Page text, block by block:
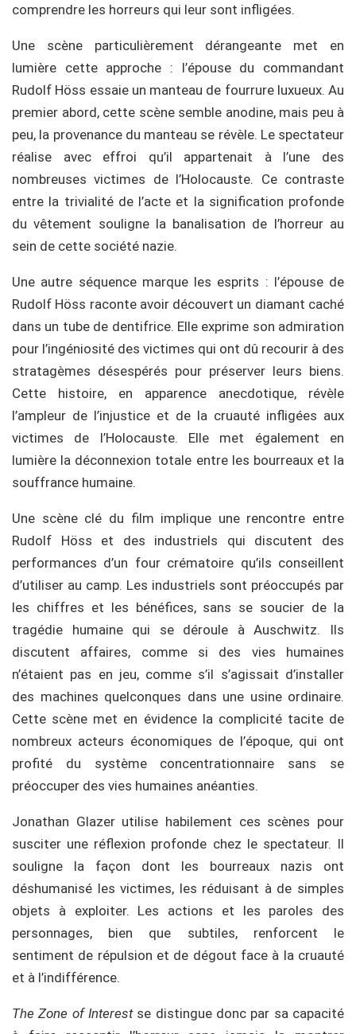
comprendre les horreurs qui leur sont infligées.
Une scène particulièrement dérangeante met en
lumière cette approche : l’épouse du commandant
Rudolf Höss essaie un manteau de fourrure luxueux. Au
premier abord, cette scène semble anodine, mais peu à
peu, la provenance du manteau se révèle. Le spectateur
réalise avec effroi qu’il appartenait à l’une des
nombreuses victimes de l’Holocauste. Ce contraste
entre la trivialité de l’acte et la signification profonde
du vêtement souligne la banalisation de l’horreur au
sein de cette société nazie.
Une autre séquence marque les esprits : l’épouse de
Rudolf Höss raconte avoir découvert un diamant caché
dans un tube de dentifrice. Elle exprime son admiration
pour l’ingéniosité des victimes qui ont dû recourir à des
stratagèmes désespérés pour préserver leurs biens.
Cette histoire, en apparence anecdotique, révèle
l’ampleur de l’injustice et de la cruauté infligées aux
victimes de l’Holocauste. Elle met également en
lumière la déconnexion totale entre les bourreaux et la
souffrance humaine.
Une scène clé du film implique une rencontre entre
Rudolf Höss et des industriels qui discutent des
performances d’un four crématoire qu’ils conseillent
d’utiliser au camp. Les industriels sont préoccupés par
les chiffres et les bénéfices, sans se soucier de la
tragédie humaine qui se déroule à Auschwitz. Ils
discutent affaires, comme si des vies humaines
n’étaient pas en jeu, comme s’il s’agissait d’installer
des machines quelconques dans une usine ordinaire.
Cette scène met en évidence la complicité tacite de
nombreux acteurs économiques de l’époque, qui ont
profité du système concentrationnaire sans se
préoccuper des vies humaines anéanties.
Jonathan Glazer utilise habilement ces scènes pour
susciter une réflexion profonde chez le spectateur. Il
souligne la façon dont les bourreaux nazis ont
déshumanisé les victimes, les réduisant à de simples
objets à exploiter. Les actions et les paroles des
personnages, bien que subtiles, renforcent le
sentiment de répulsion et de dégout face à la cruauté
et à l’indifférence.
The Zone of Interestse distingue donc par sa capacité